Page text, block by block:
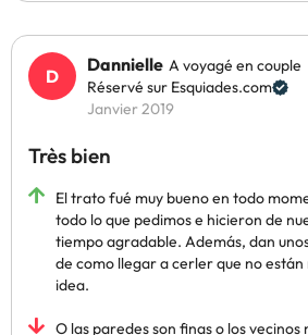
Dannielle A voyagé en couple
Réservé sur Esquiades.com
Janvier 2019
Très bien
El trato fué muy bueno en todo
todo lo que pedimos e hicieron de
tiempo agradable. Además, dan
de como llegar a cerler que no
idea.
O las paredes son finas o los vecinos